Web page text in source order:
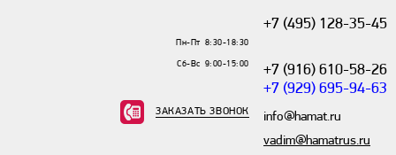
+7 (495) 128-35-45
+7 (916) 610-58-26
+7 (929) 695-94-63
info@hamat.ru
vadim@hamatrus.ru
Пн-Пт 8:30-18:30
Сб-Вс 9:00-15:00
ЗАКАЗАТЬ ЗВОНОК